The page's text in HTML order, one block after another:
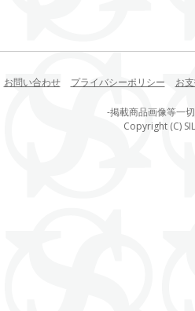
お問い合わせ プライバシーポリシー お
-掲載商品画像等一
Copyright (C)